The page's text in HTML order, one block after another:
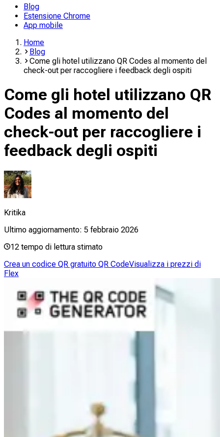
Blog
Estensione Chrome
App mobile
Home
Blog
Come gli hotel utilizzano QR Codes al momento del
check-out per raccogliere i feedback degli ospiti
Come gli hotel utilizzano QR
Codes al momento del
check-out per raccogliere i
feedback degli ospiti
Kritika
Ultimo aggiornamento: 5 febbraio 2026
12 tempo di lettura stimato
Crea un codice QR gratuito QR CodeVisualizza i prezzi di
Flex